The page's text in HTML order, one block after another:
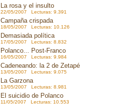
La rosa y el insulto
22/05/2007 Lecturas: 9.391
Campaña crispada
18/05/2007 Lecturas: 10.126
Demasiada política
17/05/2007 Lecturas: 8.832
Polanco... Post-Franco
16/05/2007 Lecturas: 9.984
Cadeneando: la 2 de Zetapé
13/05/2007 Lecturas: 9.075
La Garzona
13/05/2007 Lecturas: 8.981
El suicidio de Polanco
11/05/2007 Lecturas: 10.553